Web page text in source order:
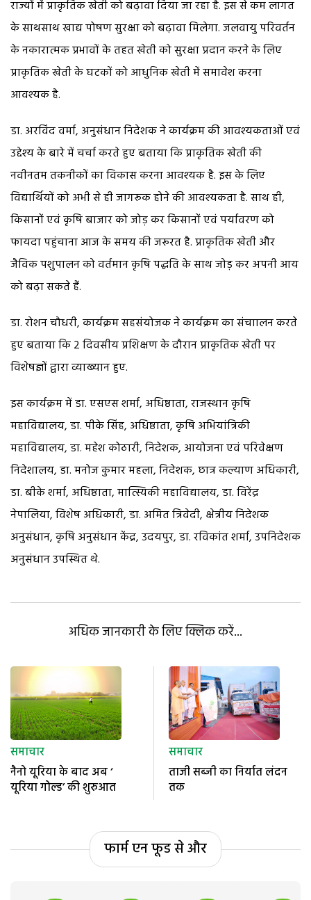
राज्यों में प्राकृतिक खेती को बढ़ावा दिया जा रहा है. इस से कम लागत
के साथसाथ खाद्य पोषण सुरक्षा को बढ़ावा मिलेगा. जलवायु परिवर्तन
के नकारात्मक प्रभावों के तहत खेती को सुरक्षा प्रदान करने के लिए
प्राकृतिक खेती के घटकों को आधुनिक खेती में समावेश करना
आवश्यक है.
डा. अरविंद वर्मा, अनुसंधान निदेशक ने कार्यक्रम की आवश्यकताओं एवं
उद्देश्य के बारे में चर्चा करते हुए बताया कि प्राकृतिक खेती की
नवीनतम तकनीकों का विकास करना आवश्यक है. इस के लिए
विद्यार्थियों को अभी से ही जागरूक होने की आवश्यकता है. साथ ही,
किसानों एवं कृषि बाजार को जोड़ कर किसानों एवं पर्यावरण को
फायदा पहुंचाना आज के समय की जरूरत है. प्राकृतिक खेती और
जैविक पशुपालन को वर्तमान कृषि पद्धति के साथ जोड़ कर अपनी आय
को बढ़ा सकते हैं.
डा. रोशन चौधरी, कार्यक्रम सहसंयोजक ने कार्यक्रम का संचाालन करते
हुए बताया कि 2 दिवसीय प्रशिक्षण के दौरान प्राकृतिक खेती पर
विशेषज्ञों द्वारा व्याख्यान हुए.
इस कार्यक्रम में डा. एसएस शर्मा, अधिष्ठाता, राजस्थान कृषि
महाविद्यालय, डा. पीके सिंह, अधिष्ठाता, कृषि अभियांत्रिकी
महाविद्यालय, डा. महेश कोठारी, निदेशक, आयोजना एवं परिवेक्षण
निदेशालय, डा. मनोज कुमार महला, निदेशक, छात्र कल्याण अधिकारी,
डा. बीके शर्मा, अधिष्ठाता, मात्स्यिकी महाविद्यालय, डा. विरेंद्र
नेपालिया, विशेष अधिकारी, डा. अमित त्रिवेदी, क्षेत्रीय निदेशक
अनुसंधान, कृषि अनुसंधान केंद्र, उदयपुर, डा. रविकांत शर्मा, उपनिदेशक
अनुसंधान उपस्थित थे.
अधिक जानकारी के लिए क्लिक करें...
समाचार
नैनो यूरिया के बाद अब ‘
यूरिया गोल्ड’ की शुरुआत
समाचार
ताजी सब्जी का निर्यात लंदन
तक
फार्म एन फूड से और